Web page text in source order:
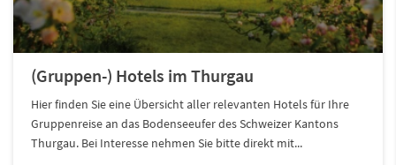
(Gruppen-) Hotels im Thurgau
Hier finden Sie eine Übersicht aller relevanten Hotels für Ihre
Gruppenreise an das Bodenseeufer des Schweizer Kantons
Thurgau. Bei Interesse nehmen Sie bitte direkt mit...